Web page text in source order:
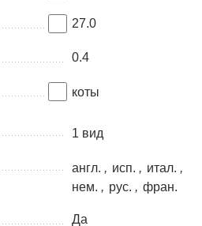
27.0
0.4
коты
1 вид
англ. , исп. , итал. ,
нем. , рус. , фран.
Да